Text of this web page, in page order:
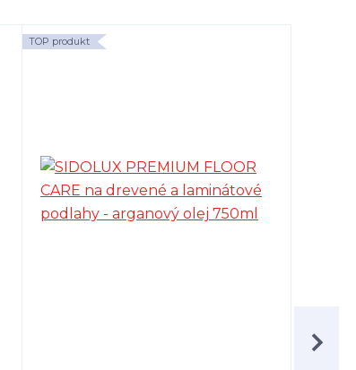
TOP produkt